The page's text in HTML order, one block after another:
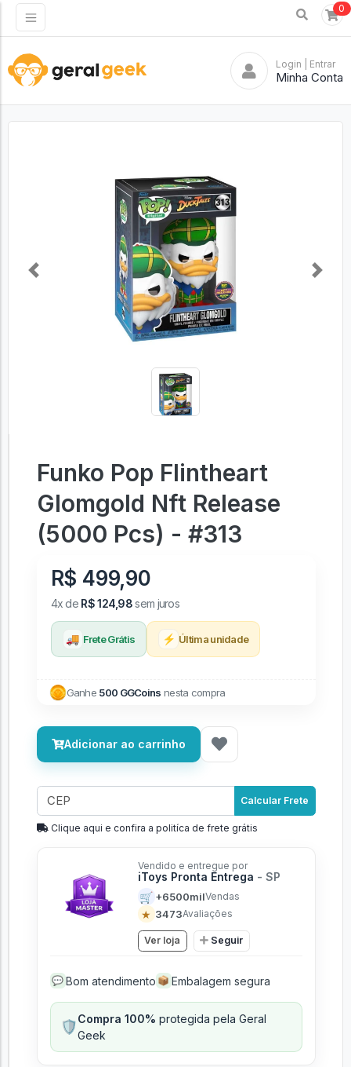
0
Login | Entrar
Minha Conta
Previous Next
Funko Pop Flintheart
Glomgold Nft Release
(5000 Pcs) - #313
R$ 499,90
4x de R$ 124,98sem juros
🚚 Frete Grátis ⚡ Última unidade
Ganhe 500 GGCoins nesta compra
Adicionar ao carrinho
Calcular Frete
Clique aqui e confira a politíca de frete grátis
Vendido e entregue por
iToys Pronta Entrega - SP
🛒 +6500milVendas
★ 3473Avaliações
Ver loja Seguir
💬 Bom atendimento 📦 Embalagem segura
🛡️Compra 100% protegida pela Geral
Geek